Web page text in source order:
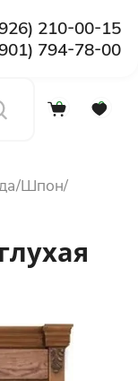
210-00-15
794-78-00
0 0
Шпон